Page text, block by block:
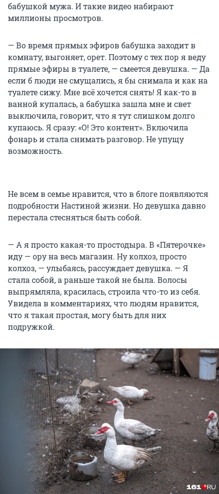
бабушкой мужа. И такие видео набирают
миллионы просмотров.
— Во время прямых эфиров бабушка заходит в
комнату, выгоняет, орет. Поэтому с тех пор я веду
прямые эфиры в туалете, — смеется девушка. — Да
если б люди не смущались, я бы снимала и как на
туалете сижу. Мне всё хочется снять! Я как-то в
ванной купалась, а бабушка зашла мне и свет
выключила, говорит, что я тут слишком долго
купаюсь. Я сразу: «О! Это контент». Включила
фонарь и стала снимать разговор. Не упущу
возможность.
Не всем в семье нравится, что в блоге появляются
подробности Настиной жизни. Но девушка давно
перестала стесняться быть собой.
— А я просто какая-то простодыра. В «Пятерочке»
иду — ору на весь магазин. Ну колхоз, просто
колхоз, — улыбаясь, рассуждает девушка. — Я
стала собой, а раньше такой не была. Волосы
выпрямляла, красилась, строила что-то из себя.
Увидела в комментариях, что людям нравится,
что я такая простая, могу быть для них
подружкой.